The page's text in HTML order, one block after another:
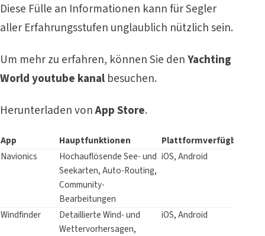
Diese Fülle an Informationen kann für Segler
aller Erfahrungsstufen unglaublich nützlich sein.
Um mehr zu erfahren, können Sie denYachting
World youtube kanal besuchen.
Herunterladen vonApp Store.
App Hauptfunktionen
Plattformverfügbarkeit
Navionics
Hochauflösende See- und
Seekarten, Auto-Routing,
Community-
Bearbeitungen
iOS, Android
Windfinder
Detaillierte Wind- und
Wettervorhersagen,
iOS, Android